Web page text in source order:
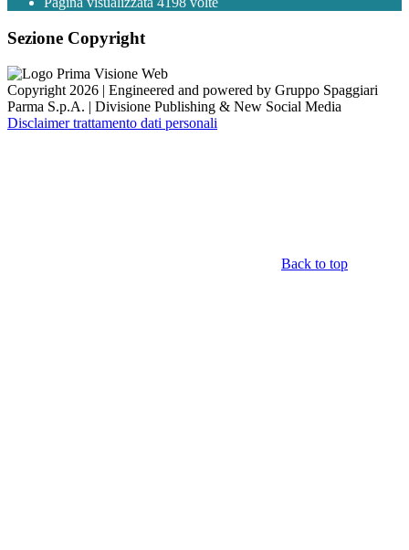
Sezione Copyright
Copyright 2026 | Engineered and powered by Gruppo Spaggiari
Parma S.p.A. | Divisione Publishing & New Social Media
Disclaimer trattamento dati personali
Back to top